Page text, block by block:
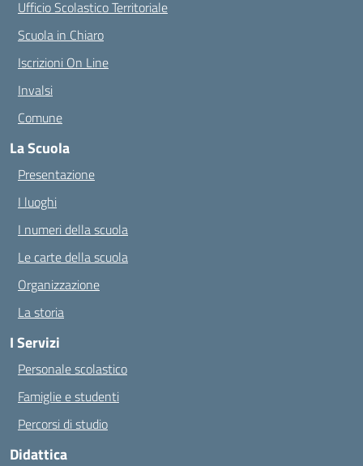
Ufficio Scolastico Territoriale
Scuola in Chiaro
Iscrizioni On Line
Invalsi
Comune
La Scuola
Presentazione
I luoghi
I numeri della scuola
Le carte della scuola
Organizzazione
La storia
I Servizi
Personale scolastico
Famiglie e studenti
Percorsi di studio
Didattica